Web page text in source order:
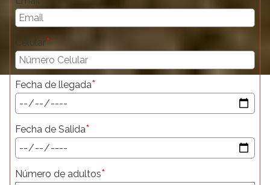
Celular*
Fecha de llegada*
Fecha de Salida*
Número de adultos*